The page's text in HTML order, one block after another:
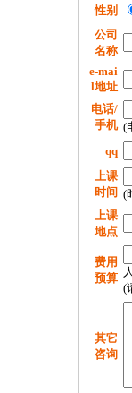
性别
公司
名称
e-mai
l地址
电话/
手机 (
qq
上课
时间 (
上课
地点
费用
预算
(
其它
咨询